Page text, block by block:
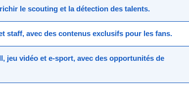
le scouting et la détection des talents.
staff, avec des contenus exclusifs pour les fans.
, jeu vidéo et e-sport, avec des opportunités de